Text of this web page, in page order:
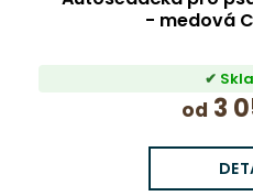
- medová
od 3